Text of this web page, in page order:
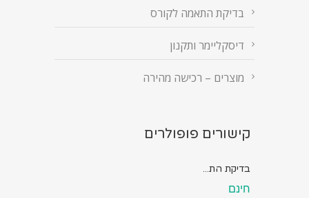
בדיקת התאמה לקורס
דיסקליימר ותקנון
מוצרים – רכישה מהירה
קישורים פופולרים
בדיקת הת...
חינם